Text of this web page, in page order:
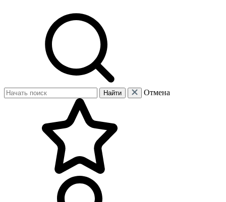
Найти Отмена